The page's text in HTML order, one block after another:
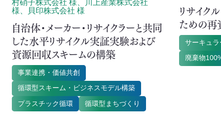
村硝子株式会社 様、川上産業株式会社
様、貝印株式会社 様
自治体・メーカー・リサイクラーと共同
した水平リサイクル実証実験および
資源回収スキームの構築
事業連携・価値共創
循環型スキーム・ビジネスモデル構築
プラスチック循環
循環型まちづくり
リサイク
ための
サーキュ
廃棄物